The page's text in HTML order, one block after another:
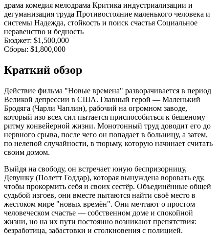
драма комедия мелодрама Критика индустриализации и
дегуманизация труда Противостояние маленького человека и
системы Надежда, стойкость и поиск счастья Социальное
неравенство и бедность
Бюджет: $1,500,000
Сборы: $1,800,000
Краткий обзор
Действие фильма "Новые времена" разворачивается в период
Великой депрессии в США. Главный герой — Маленький
Бродяга (Чарли Чаплин), рабочий на огромном заводе,
который изо всех сил пытается приспособиться к бешеному
ритму конвейерной жизни. Монотонный труд доводит его до
нервного срыва, после чего он попадает в больницу, а затем,
по нелепой случайности, в тюрьму, которую начинает считать
своим домом.
Выйдя на свободу, он встречает юную беспризорницу,
Девушку (Полетт Годдар), которая вынуждена воровать еду,
чтобы прокормить себя и своих сестёр. Объединённые общей
судьбой изгоев, они вместе пытаются найти своё место в
жестоком мире "новых времён". Они мечтают о простом
человеческом счастье — собственном доме и спокойной
жизни, но на их пути постоянно возникают препятствия:
безработица, забастовки и столкновения с полицией.